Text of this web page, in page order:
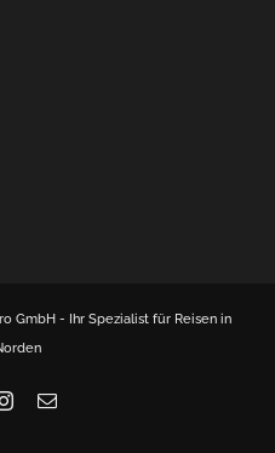
GmbH - Ihr Spezialist für Reisen in
Instagram
E-